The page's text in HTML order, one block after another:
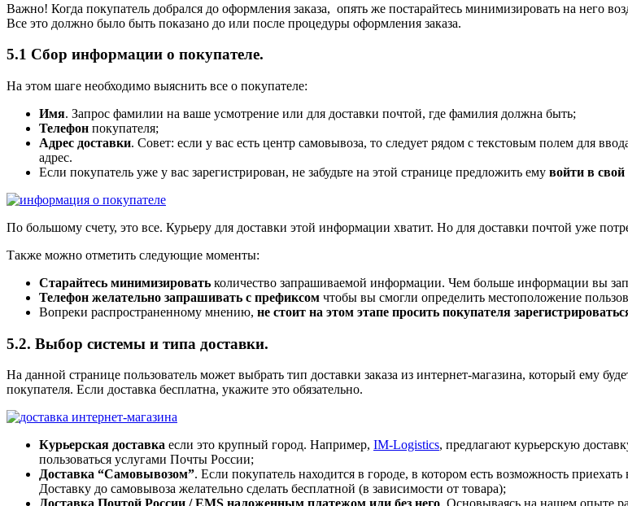
Важно! Когда покупатель добрался до оформления заказа, опять же постарайтесь минимизировать на него
Все это должно было быть показано до или после процедуры оформления заказа.
5.1 Сбор информации о покупателе.
На этом шаге необходимо выяснить все о покупателе:
Имя. Запрос фамилии на ваше усмотрение или для доставки почтой, где фамилия должна быть;
Телефон покупателя;
Адрес доставки. Совет: если у вас есть центр самовывоза, то следует рядом с текстовым полем для
адрес.
Если покупатель уже у вас зарегистрирован, не забудьте на этой странице предложить ему войти в свой
По большому счету, это все. Курьеру для доставки этой информации хватит. Но для доставки почтой уже
Также можно отметить следующие моменты:
Старайтесь минимизировать количество запрашиваемой информации. Чем больше информации вы
Телефон желательно запрашивать с префиксом чтобы вы смогли определить местоположение
Вопреки распространенному мнению, не стоит на этом этапе просить покупателя
5.2. Выбор системы и типа доставки.
На данной странице пользователь может выбрать тип доставки заказа из интернет-магазина, который ему
покупателя. Если доставка бесплатна, укажите это обязательно.
Курьерская доставка если это крупный город. Например, IM-Logistics, предлагают курьерскую
пользоваться услугами Почты России;
Доставка “Самовывозом”. Если покупатель находится в городе, в котором есть возможность
Доставку до самовывоза желательно сделать бесплатной (в зависимости от товара);